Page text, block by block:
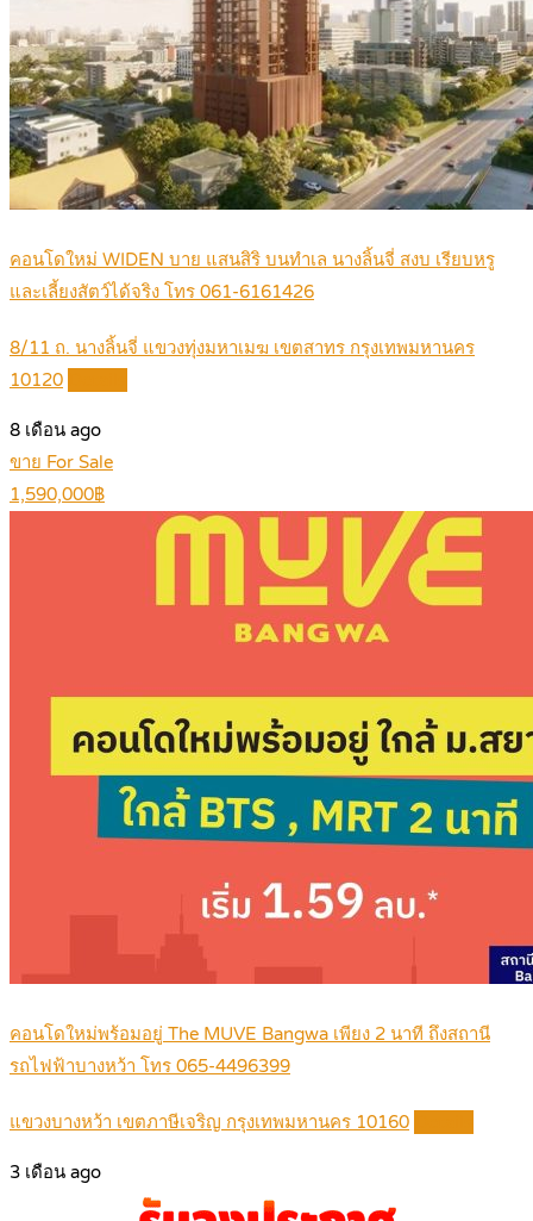
คอนโดใหม่ WIDEN บาย แสนสิริ บนทำเล นางลิ้นจี่ สงบ เรียบหรู
และเลี้ยงสัตว์ได้จริง โทร 061-6161426
8/11 ถ. นางลิ้นจี่ แขวงทุ่งมหาเมฆ เขตสาทร กรุงเทพมหานคร
10120
8 เดือน ago
ขาย For Sale
1,590,000฿
คอนโดใหม่พร้อมอยู่ The MUVE Bangwa เพียง 2 นาที ถึงสถานี
รถไฟฟ้าบางหว้า โทร 065-4496399
แขวงบางหว้า เขตภาษีเจริญ กรุงเทพมหานคร 10160
3 เดือน ago